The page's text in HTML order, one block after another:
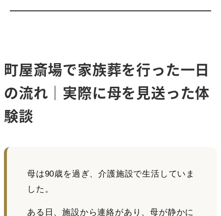
町屋斎場で家族葬を行った一日
の流れ｜実際に母を見送った体
験談
母は90歳を過ぎ、介護施設で生活していま
した。
ある日、施設から連絡があり、母が静かに